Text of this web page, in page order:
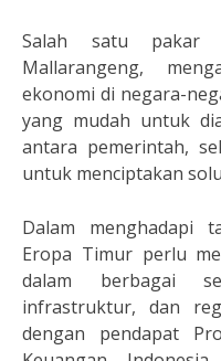
Salah satu pakar
Mallarangeng,
ekonomi di negara-
yang mudah untuk
antara pemerintah,
untuk menciptakan
Dalam menghadapi
Eropa Timur perlu
dalam berbagai
infrastruktur, dan
dengan pendapat